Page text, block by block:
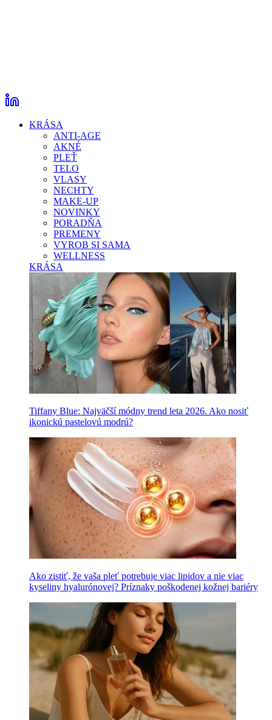
KRÁSA
ANTI-AGE
AKNÉ
PLEŤ
TELO
VLASY
NECHTY
MAKE-UP
NOVINKY
PORADŇA
PREMENY
VYROB SI SAMA
WELLNESS
KRÁSA
Tiffany Blue: Najväčší módny trend leta 2026. Ako nosiť
ikonickú pastelovú modrú?
Ako zistiť, že vaša pleť potrebuje viac lipidov a nie viac
kyseliny hyalurónovej? Príznaky poškodenej kožnej bariéry